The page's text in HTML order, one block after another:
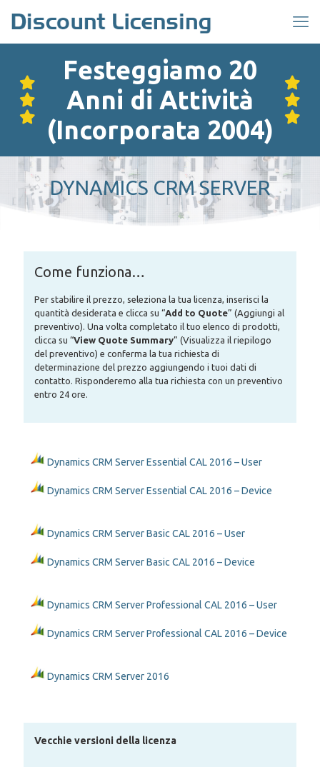
Festeggiamo 20
Anni di Attività
(Incorporata 2004)
DYNAMICS CRM SERVER
Come funziona…
Per stabilire il prezzo, seleziona la tua licenza, inserisci la
quantità desiderata e clicca su “Add to Quote” (Aggiungi al
preventivo). Una volta completato il tuo elenco di prodotti,
clicca su “View Quote Summary” (Visualizza il riepilogo
del preventivo) e conferma la tua richiesta di
determinazione del prezzo aggiungendo i tuoi dati di
contatto. Risponderemo alla tua richiesta con un preventivo
entro 24 ore.
Dynamics CRM Server Essential CAL 2016 – User
Dynamics CRM Server Essential CAL 2016 – Device
Dynamics CRM Server Basic CAL 2016 – User
Dynamics CRM Server Basic CAL 2016 – Device
Dynamics CRM Server Professional CAL 2016 – User
Dynamics CRM Server Professional CAL 2016 – Device
Dynamics CRM Server 2016
Vecchie versioni della licenza